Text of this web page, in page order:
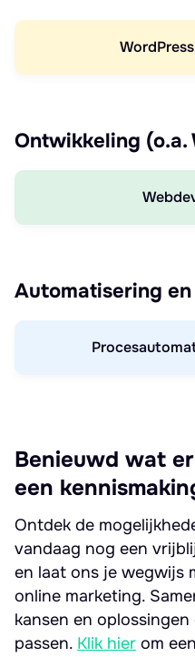
Ontwikkeling (o.a.
Automatisering
Benieuwd wat
een
Ontdek de
vandaag nog een
en laat ons je wegwijs
online marketing.
kansen en
passen. Klik hier om